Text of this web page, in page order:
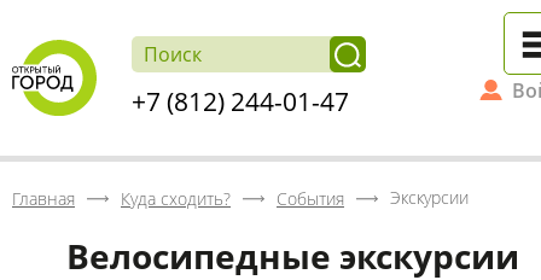
+7 (812) 244-01-47
Главная Куда сходить? События Экскурсии
Велосипедные экскурсии